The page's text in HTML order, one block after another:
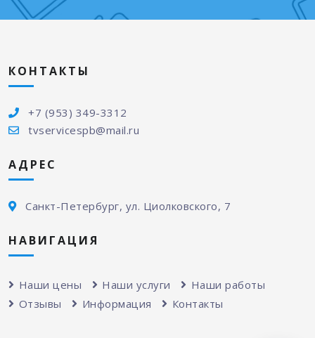
КОНТАКТЫ
+7 (953) 349-3312
tvservicespb@mail.ru
АДРЕС
Санкт-Петербург, ул. Циолковского, 7
НАВИГАЦИЯ
Наши цены Наши услуги
Наши работы
Отзывы
Информация Контакты